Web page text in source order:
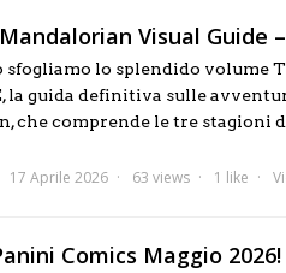
Visual Guide –
sfogliamo lo splendido volume
la guida definitiva sulle
che comprende le tre stagioni
17 Aprile 2026 63 views 1 like
Comics Maggio 2026!